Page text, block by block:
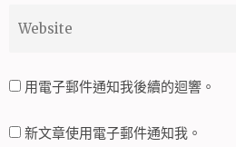
用電子郵件通知我後續的迴響。
新文章使用電子郵件通知我。